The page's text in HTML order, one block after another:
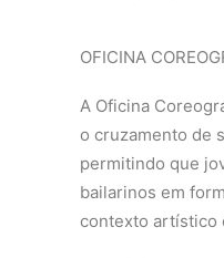
OFICINA
A Oficina
o cruzamento de
permitindo que
bailarinos em
contexto artístico